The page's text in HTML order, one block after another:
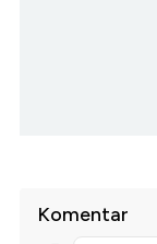
Komentar